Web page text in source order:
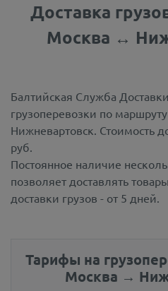
Доставка
Москва ↔
Балтийская Служба
грузоперевозки по
Нижневартовск. Стоимость
руб.
Постоянное наличие
позволяет доставлять
доставки грузов - от 5 дней.
Тарифы на
Москва →